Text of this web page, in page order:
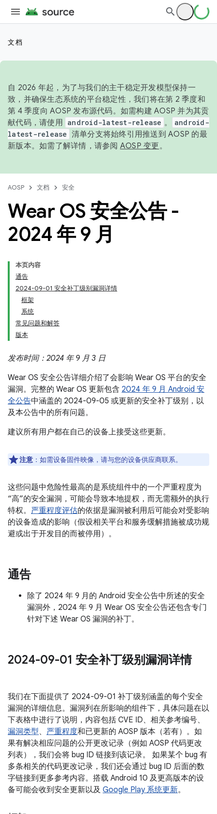
文档
自 2026 年起，为了与我们的主干稳定开发模型保持一
致，并确保生态系统的平台稳定性，我们将在第 2 季度和
第 4 季度向 AOSP 发布源代码。如需构建 AOSP 并为其贡
献代码，请使用 android-latest-release 。
android-
latest-release 清单分支将始终引用推送到 AOSP 的最
新版本。如需了解详情，请参阅 AOSP 变更。
AOSP 文档 安全
Wear OS 安全公告 -
2024 年 9 月
本页内容
通告
2024-09-01 安全补丁级别漏洞详情
框架
系统
常见问题和解答
版本
发布时间：2024 年 9 月 3 日
Wear OS 安全公告详细介绍了会影响 Wear OS 平台的安全
漏洞。完整的 Wear OS 更新包含 2024 年 9 月 Android 安
全公告中涵盖的 2024-09-05 或更新的安全补丁级别，以
及本公告中的所有问题。
建议所有用户都在自己的设备上接受这些更新。
注意 ：如需设备固件映像，请与您的设备供应商联系。
这些问题中危险性最高的是系统组件中的一个严重程度为
“高”的安全漏洞，可能会导致本地提权，而无需额外的执行
特权。 严重程度评估的依据是漏洞被利用后可能会对受影响
的设备造成的影响（假设相关平台和服务缓解措施被成功规
避或出于开发目的而被停用）。
通告
除了 2024 年 9 月的 Android 安全公告中所述的安全
漏洞外，2024 年 9 月 Wear OS 安全公告还包含专门
针对下述 Wear OS 漏洞的补丁。
2024-09-01 安全补丁级别漏洞详情
我们在下面提供了 2024-09-01 补丁级别涵盖的每个安全
漏洞的详细信息。漏洞列在所影响的组件下，具体问题在以
下表格中进行了说明，内容包括 CVE ID、相关参考编号、
漏洞类型、 严重程度和已更新的 AOSP 版本（若有）。如
果有解决相应问题的公开更改记录（例如 AOSP 代码更改
列表），我们会将 bug ID 链接到该记录。 如果某个 bug 有
多条相关的代码更改记录，我们还会通过 bug ID 后面的数
字链接到更多参考内容。搭载 Android 10 及更高版本的设
备可能会收到安全更新以及 Google Play 系统更新。